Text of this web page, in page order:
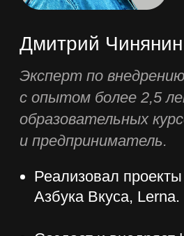
Онлайн-формат
Доступ к видеоурокам 24/7 – учитесь в
удобное время